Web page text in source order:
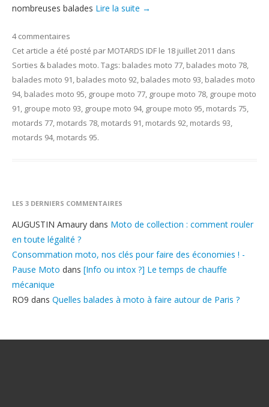
nombreuses balades Lire la suite →
4 commentaires
Cet article a été posté par MOTARDS IDF le 18 juillet 2011 dans
Sorties & balades moto. Tags: balades moto 77, balades moto 78,
balades moto 91, balades moto 92, balades moto 93, balades moto
94, balades moto 95, groupe moto 77, groupe moto 78, groupe moto
91, groupe moto 93, groupe moto 94, groupe moto 95, motards 75,
motards 77, motards 78, motards 91, motards 92, motards 93,
motards 94, motards 95.
LES 3 DERNIERS COMMENTAIRES
AUGUSTIN Amaury dans Moto de collection : comment rouler
en toute légalité ?
Consommation moto, nos clés pour faire des économies ! -
Pause Moto dans [Info ou intox ?] Le temps de chauffe
mécanique
RO9 dans Quelles balades à moto à faire autour de Paris ?